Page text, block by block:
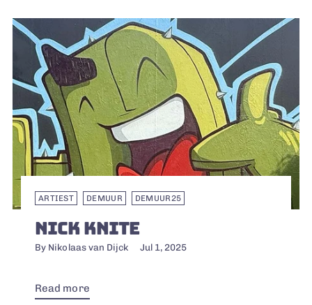
ARTIEST DEMUUR DEMUUR25
NICK KNITE
By Nikolaas van Dijck Jul 1, 2025
Read more